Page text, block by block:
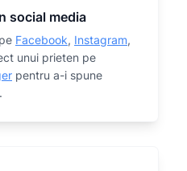
social media
Facebook, Instagram,
unui prieten pe
pentru a-i spune